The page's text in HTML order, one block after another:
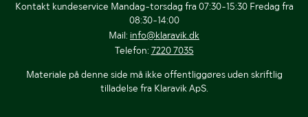
Kontakt kundeservice Mandag-torsdag fra 07:30-15:30 Fredag fra
08:30-14:00
Mail: info@klaravik.dk
Telefon: 7220 7035
Materiale på denne side må ikke offentliggøres uden skriftlig
tilladelse fra Klaravik ApS.